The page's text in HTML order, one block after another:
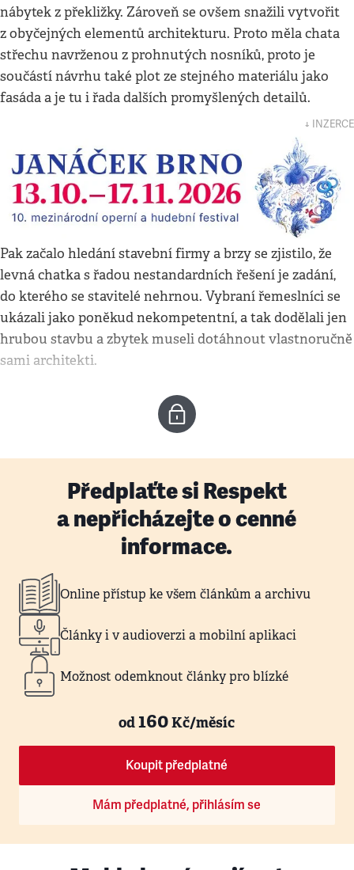
nábytek z překližky. Zároveň se ovšem snažili vytvořit
z obyčejných elementů architekturu. Proto měla chata
střechu navrženou z prohnutých nosníků, proto je
součástí návrhu také plot ze stejného materiálu jako
fasáda a je tu i řada dalších promyšlených detailů.
↓ INZERCE
Pak začalo hledání stavební firmy a brzy se zjistilo, že
levná chatka s řadou nestandardních řešení je zadání,
do kterého se stavitelé nehrnou. Vybraní řemeslníci se
ukázali jako poněkud nekompetentní, a tak dodělali jen
hrubou stavbu a zbytek museli dotáhnout vlastnoručně
sami architekti.
Předplaťte si Respekt
a nepřicházejte o cenné
informace.
Online přístup ke všem článkům a archivu
Články i v audioverzi a mobilní aplikaci
Možnost odemknout články pro blízké
od160Kč/měsíc
Koupit předplatné
Mám předplatné, přihlásím se